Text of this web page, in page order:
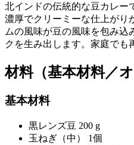
北インドの伝統的な豆カレー
濃厚でクリーミーな仕上がり
ムの風味が豆の風味を包み込
クを生み出します。家庭でも
材料（基本材料／
基本材料
黒レンズ豆 200 g
玉ねぎ（中） 1個